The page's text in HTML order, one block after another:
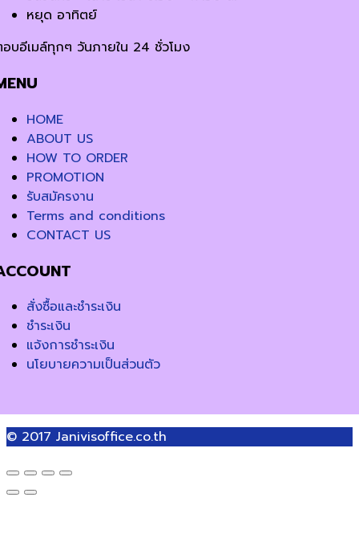
หยุด อาทิตย์
บอีเมล์ทุกๆ วันภายใน 24 ชั่วโมง
HOME
ABOUT US
HOW TO ORDER
PROMOTION
รับสมัครงาน
Terms and conditions
CONTACT US
สั่งซื้อและชำระเงิน
ชำระเงิน
แจ้งการชำระเงิน
นโยบายความเป็นส่วนตัว
© 2017 Janivisoffice.co.th